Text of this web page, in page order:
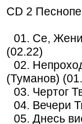
CD 2
01. Се,
(02.22)
02.
(Туманов)
03. Чертог
04. Вечери
05. Днесь